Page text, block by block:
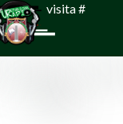
visita #